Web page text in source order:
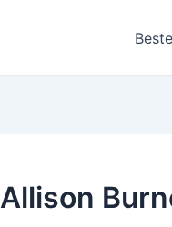
Allison